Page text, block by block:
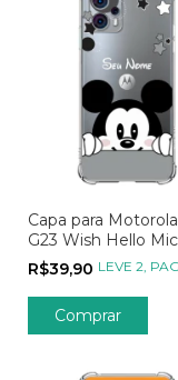
Capa para
G23 Wish Hello
Mouse
R$39,90 LEVE 2,
Comprar